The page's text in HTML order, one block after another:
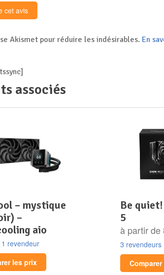
Akismet pour réduire les indésirables. En
associés
–
aio
1 revendeur
les prix
be quiet! dark rock pro
5
à partir de
3 revendeurs